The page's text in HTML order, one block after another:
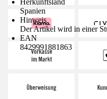
Herkunftsland
Spanien
Hinweis
Der Artikel wird in einer
EAN
8429991881863